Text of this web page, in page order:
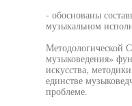
- обоснованы
музыкальном
Методологической
музыковедения»
искусства,
единстве
проблеме.